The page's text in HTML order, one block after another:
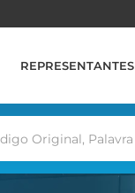
REPRESENTANTES